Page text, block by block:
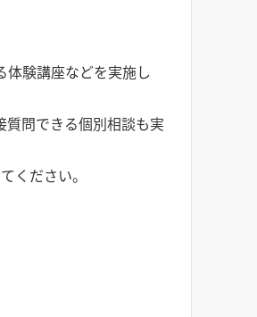
体験講座などを実施し
問できる個別相談も実
ください。